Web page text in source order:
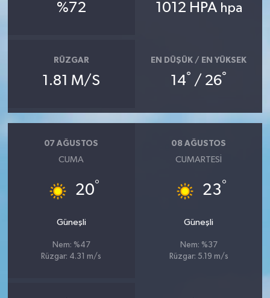
%72 1012 HPA hpa
RÜZGAR
1.81 M/S
EN DÜŞÜK / EN YÜKSEK
14° / 26°
07 AĞUSTOS
CUMA
20°
Güneşli
Nem: %47
Rüzgar: 4.31 m/s
08 AĞUSTOS
CUMARTESI
23°
Güneşli
Nem: %37
Rüzgar: 5.19 m/s